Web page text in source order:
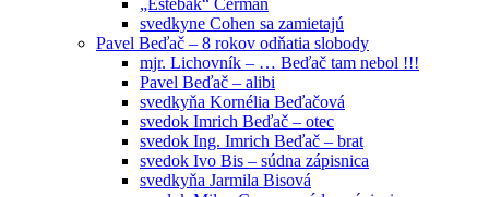
svedkyne Cohen sa zamietajú
Pavel Beďač – 8 rokov odňatia slobody
mjr. Lichovník – … Beďač tam nebol !!!
Pavel Beďač – alibi
svedkyňa Kornélia Beďačová
svedok Imrich Beďač – otec
svedok Ing. Imrich Beďač – brat
svedok Ivo Bis – súdna zápisnica
svedkyňa Jarmila Bisová